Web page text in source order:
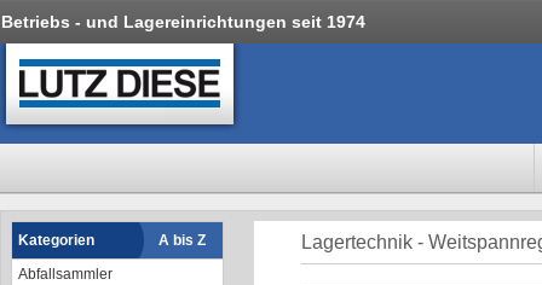
Betriebs - und Lagereinrichtungen seit 1974
Kategorien
A bis Z
Abfallsammler
Lagertechnik -